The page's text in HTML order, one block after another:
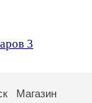
3
Магазин